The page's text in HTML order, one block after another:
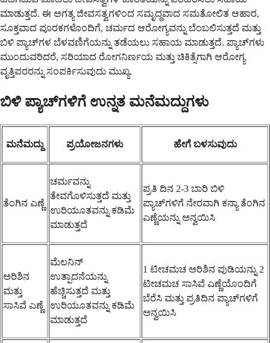
ಮಾಡುತ್ತದೆ. ಈ ಅಗತ್ಯ ಜೀವಸತ್ವಗಳಿಂದ ಸಮೃದ್ಧವಾದ ಸಮತೋಲಿತ ಆಹಾರ,
ಸೂಕ್ತವಾದ ಪೂರಕಗಳೊಂದಿಗೆ, ಚರ್ಮದ ಆರೋಗ್ಯವನ್ನು ಬೆಂಬಲಿಸುತ್ತದೆ ಮತ್ತು
ಬಿಳಿ ಪ್ಯಾಚ್‌ಗಳ ಬೆಳವಣಿಗೆಯನ್ನು ತಡೆಯಲು ಸಹಾಯ ಮಾಡುತ್ತದೆ. ಪ್ಯಾಚ್‌ಗಳು
ಮುಂದುವರಿದರೆ, ಸರಿಯಾದ ರೋಗನಿರ್ಣಯ ಮತ್ತು ಚಿಕಿತ್ಸೆಗಾಗಿ ಆರೋಗ್ಯ
ವೃತ್ತಿಪರರನ್ನು ಸಂಪರ್ಕಿಸುವುದು ಮುಖ್ಯ.
ಬಿಳಿ ಪ್ಯಾಚ್‌ಗಳಿಗೆ ಉನ್ನತ ಮನೆಮದ್ದುಗಳು
ಮನೆಮದ್ದು ಪ್ರಯೋಜನಗಳು ಹೇಗೆ ಬಳಸುವುದು
ತೆಂಗಿನ ಎಣ್ಣೆ
ಚರ್ಮವನ್ನು
ತೇವಗೊಳಿಸುತ್ತದೆ ಮತ್ತು
ಉರಿಯೂತವನ್ನು ಕಡಿಮೆ
ಮಾಡುತ್ತದೆ
ಪ್ರತಿ ದಿನ 2-3 ಬಾರಿ ಬಿಳಿ
ಪ್ಯಾಚ್‌ಗಳಿಗೆ ನೇರವಾಗಿ ಕನ್ಯಾ ತೆಂಗಿನ
ಎಣ್ಣೆಯನ್ನು ಅನ್ವಯಿಸಿ
ಅರಿಶಿನ
ಮತ್ತು
ಸಾಸಿವೆ ಎಣ್ಣೆ
ಮೆಲನಿನ್
ಉತ್ಪಾದನೆಯನ್ನು
ಹೆಚ್ಚಿಸುತ್ತದೆ ಮತ್ತು
ಉರಿಯೂತವನ್ನು ಕಡಿಮೆ
ಮಾಡುತ್ತದೆ
1 ಟೀಚಮಚ ಅರಿಶಿನ ಪುಡಿಯನ್ನು 2
ಟೀಚಮಚ ಸಾಸಿವೆ ಎಣ್ಣೆಯೊಂದಿಗೆ
ಬೆರೆಸಿ ಮತ್ತು ಪ್ರತಿದಿನ ಪ್ಯಾಚ್‌ಗಳಿಗೆ
ಅನ್ವಯಿಸಿ